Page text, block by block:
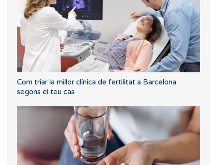
Com triar la millor clínica de fertilitat a Barcelona
segons el teu cas